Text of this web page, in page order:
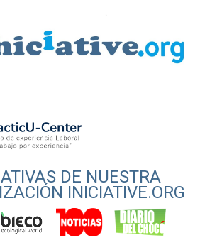
DE NUESTRA
INICIATIVE.ORG